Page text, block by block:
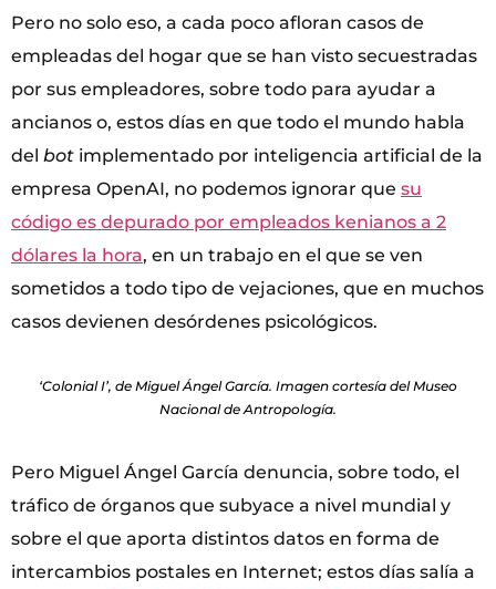
Pero no solo eso, a cada poco afloran casos de
empleadas del hogar que se han visto secuestradas
por sus empleadores, sobre todo para ayudar a
ancianos o, estos días en que todo el mundo habla
del bot implementado por inteligencia artificial de la
empresa OpenAI, no podemos ignorar que su
código es depurado por empleados kenianos a 2
dólares la hora, en un trabajo en el que se ven
sometidos a todo tipo de vejaciones, que en muchos
casos devienen desórdenes psicológicos.
‘Colonial I’, de Miguel Ángel García. Imagen cortesía del Museo
Nacional de Antropología.
Pero Miguel Ángel García denuncia, sobre todo, el
tráfico de órganos que subyace a nivel mundial y
sobre el que aporta distintos datos en forma de
intercambios postales en Internet; estos días salía a